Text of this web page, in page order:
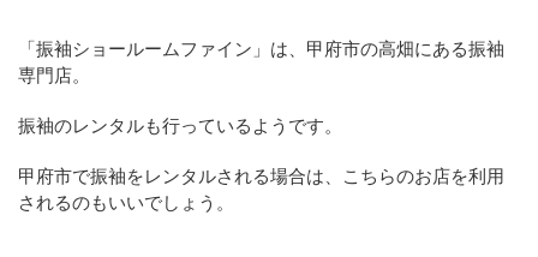
「振袖ショールームファイン」は、甲府市の高畑にある振袖
専門店。
振袖のレンタルも行っているようです。
甲府市で振袖をレンタルされる場合は、こちらのお店を利用
されるのもいいでしょう。